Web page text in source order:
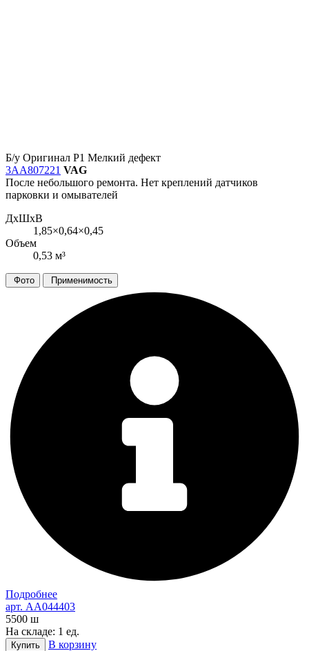
Б/у Оригинал Р1 Мелкий дефект
3AA807221 VAG
После небольшого ремонта. Нет креплений датчиков
парковки и омывателей
ДxШxВ
1,85×0,64×0,45
Объем
0,53 м³
Фото Применимость
Подробнее
арт. AA044403
5500 ш
На складе: 1 ед.
Купить В корзину